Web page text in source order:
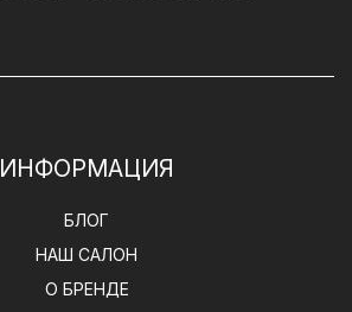
ИНФОРМАЦИЯ
БЛОГ
НАШ САЛОН
О БРЕНДЕ